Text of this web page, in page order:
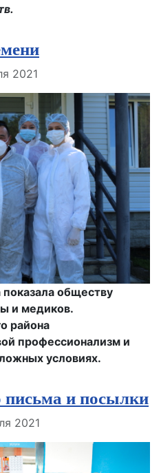
2021
обществу
и медиков.
района
профессионализм и
условиях.
письма и посылки
2021